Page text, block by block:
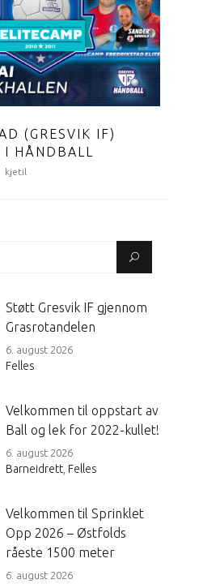
(GRESVIK IF)
HÅNDBALL
kjetil
Støtt Gresvik IF gjennom
Grasrotandelen
6. august 2026
Felles
Velkommen til oppstart av
Ball og lek for 2022-kullet!
6. august 2026
Barneidrett Felles
Velkommen til Sprinklet
Opp 2026 – Østfolds
råeste 1500 meter
6. august 2026